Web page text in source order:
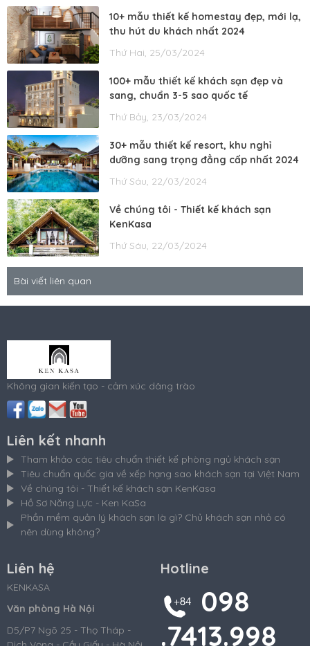
10+ mẫu thiết kế homestay đẹp, mới lạ,
thu hút du khách nhất 2024
Thứ Hai, 25/03/2024
100+ mẫu thiết kế khách sạn đẹp và
sang, chuẩn 3-5 sao quốc tế
Thứ Bảy, 23/03/2024
30+ mẫu thiết kế resort, khu nghỉ
dưỡng sang trọng đẳng cấp nhất 2024
Thứ Sáu, 22/03/2024
Về chúng tôi - Thiết kế khách sạn
KenKasa
Thứ Sáu, 22/03/2024
Bài viết liên quan
Không gian kiến tạo - cảm xúc dâng trào
Liên kết nhanh
Tham khảo các tiêu chuẩn thiết kế phòng ngủ khách sạn
Tiêu chuẩn quốc gia về xếp hạng sao khách sạn tại Việt Nam
Về chúng tôi - Thiết kế khách sạn KenKasa
Hồ Sơ Năng Lực - Ken KaSa
Phần mềm quản lý khách sạn là gì? Chủ khách sạn nhỏ có
nên dùng không?
Liên hệ
KENKASA
Văn phòng Hà Nội
D5/P7 Ngõ 25 - Thọ Tháp -
Hotline
098
.7413.998